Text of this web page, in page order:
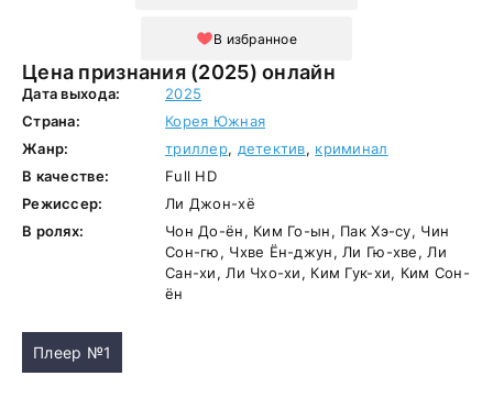
Цена признания (2025) онлайн
В избранное
Дата выхода:
2025
Страна:
Корея Южная
Жанр:
триллер, детектив, криминал
В качестве:
Full HD
Режиссер:
Ли Джон-хё
В ролях:
Чон До-ён, Ким Го-ын, Пак Хэ-су, Чин
Сон-гю, Чхве Ён-джун, Ли Гю-хве, Ли
Сан-хи, Ли Чхо-хи, Ким Гук-хи, Ким Сон-
ён
Плеер №1